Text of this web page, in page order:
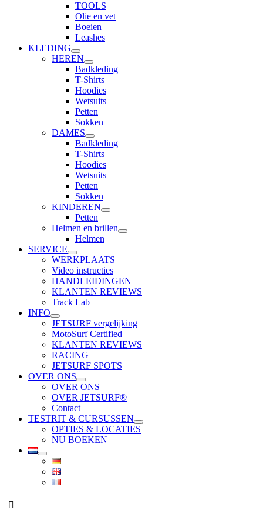
TOOLS
Olie en vet
Boeien
Leashes
KLEDING
HEREN
Badkleding
T-Shirts
Hoodies
Wetsuits
Petten
Sokken
DAMES
Badkleding
T-Shirts
Hoodies
Wetsuits
Petten
Sokken
KINDEREN
Petten
Helmen en brillen
Helmen
SERVICE
WERKPLAATS
Video instructies
HANDLEIDINGEN
KLANTEN REVIEWS
Track Lab
INFO
JETSURF vergelijking
MotoSurf Certified
KLANTEN REVIEWS
RACING
JETSURF SPOTS
OVER ONS
OVER ONS
OVER JETSURF®
Contact
TESTRIT & CURSUSSEN
OPTIES & LOCATIES
NU BOEKEN